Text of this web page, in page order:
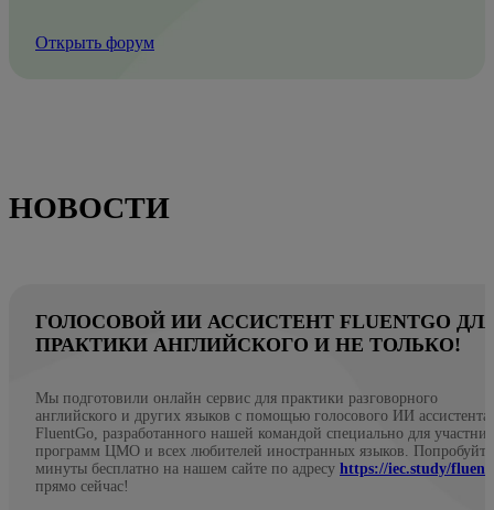
Открыть форум
НОВОСТИ
ГОЛОСОВОЙ ИИ АССИСТЕНТ FLUENTGO
ПРАКТИКИ АНГЛИЙСКОГО И НЕ ТОЛЬКО!
Мы подготовили онлайн сервис для практики разговорного
английского и других языков с помощью голосового ИИ ассистента
FluentGo, разработанного нашей командой специально для
программ ЦМО и всех любителей иностранных языков.
минуты бесплатно на нашем сайте по адресу https://iec.study/fluent/
прямо сейчас!